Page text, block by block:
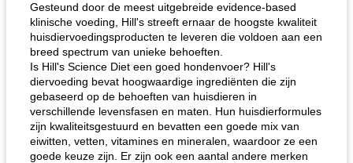
Gesteund door de meest uitgebreide evidence-based
klinische voeding, Hill's streeft ernaar de hoogste kwaliteit
huisdiervoedingsproducten te leveren die voldoen aan een
breed spectrum van unieke behoeften.
Is Hill's Science Diet een goed hondenvoer? Hill's
diervoeding bevat hoogwaardige ingrediënten die zijn
gebaseerd op de behoeften van huisdieren in
verschillende levensfasen en maten. Hun huisdierformules
zijn kwaliteitsgestuurd en bevatten een goede mix van
eiwitten, vetten, vitamines en mineralen, waardoor ze een
goede keuze zijn. Er zijn ook een aantal andere merken